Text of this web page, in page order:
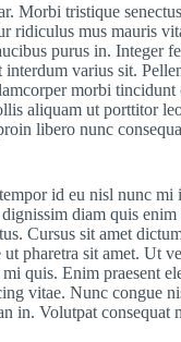
Morbi tristique
ridiculus mus mauris
purus in. Integer
varius sit.
morbi tincidunt
aliquam ut porttitor
libero nunc
id eu nisl nunc
diam quis
Cursus sit amet
pharetra sit amet. Ut
quis. Enim praesent
vitae. Nunc congue
in. Volutpat